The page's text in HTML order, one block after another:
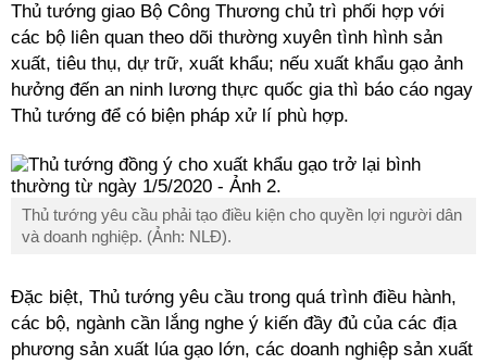
Thủ tướng giao Bộ Công Thương chủ trì phối hợp với
các bộ liên quan theo dõi thường xuyên tình hình sản
xuất, tiêu thụ, dự trữ, xuất khẩu; nếu xuất khẩu gạo ảnh
hưởng đến an ninh lương thực quốc gia thì báo cáo ngay
Thủ tướng để có biện pháp xử lí phù hợp.
Thủ tướng yêu cầu phải tạo điều kiện cho quyền lợi người dân
và doanh nghiệp. (Ảnh: NLĐ).
Đặc biệt, Thủ tướng yêu cầu trong quá trình điều hành,
các bộ, ngành cần lắng nghe ý kiến đầy đủ của các địa
phương sản xuất lúa gạo lớn, các doanh nghiệp sản xuất